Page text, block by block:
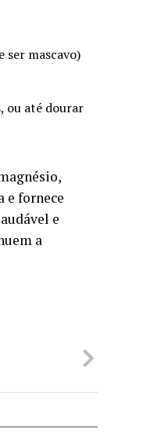
ser mascavo)
ou até dourar
e fornece
e
a